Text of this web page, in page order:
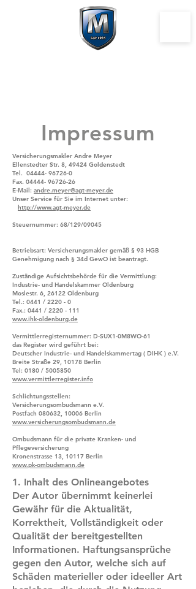
Impressum
Versicherungsmakler Andre Meyer
Ellenstedter Str. 8, 49424 Goldenstedt
Tel. 04444- 96726-0
Fax. 04444- 96726-26
E-Mail: andre.meyer@agt-meyer.de
Unser Service für Sie im Internet unter:
http://www.agt-meyer.de
Steuernummer: 68/129/09045
Betriebsart: Versicherungsmakler gemäß § 93 HGB
Genehmigung nach § 34d GewO ist beantragt.
Zuständige Aufsichtsbehörde für die Vermittlung:
Industrie- und Handelskammer Oldenburg
Moslestr. 6, 26122 Oldenburg
Tel.: 0441 / 2220 - 0
Fax.: 0441 / 2220 - 111
www.ihk-oldenburg.de
Vermittlerregisternummer: D-SUX1-0M8WO-61
das Register wird geführt bei:
Deutscher Industrie- und Handelskammertag ( DIHK ) e.V.
Breite Straße 29, 10178 Berlin
Tel: 0180 / 5005850
www.vermittlerregister.info
Schlichtungsstellen:
Versicherungsombudsmann e.V.
Postfach 080632, 10006 Berlin
www.versicherungsombudsmann.de
Ombudsmann für die private Kranken- und
Pflegeversicherung
Kronenstrasse 13, 10117 Berlin
www.pk-ombudsmann.de
1. Inhalt des Onlineangebotes
Der Autor übernimmt keinerlei
Gewähr für die Aktualität,
Korrektheit, Vollständigkeit oder
Qualität der bereitgestellten
Informationen. Haftungsansprüche
gegen den Autor, welche sich auf
Schäden materieller oder ideeller Art